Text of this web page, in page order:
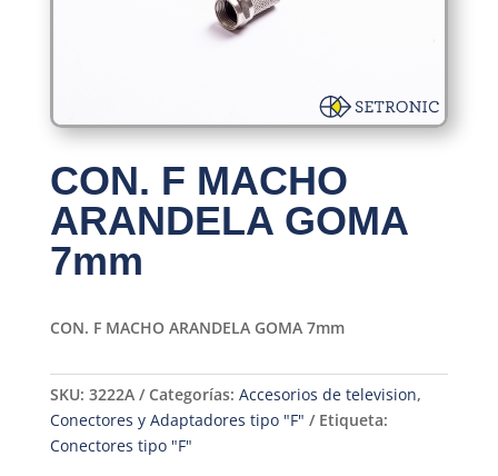
CON. F MACHO
ARANDELA GOMA
7mm
CON. F MACHO ARANDELA GOMA 7mm
SKU: 3222A Categorías: Accesorios de television,
Conectores y Adaptadores tipo "F"
Etiqueta:
Conectores tipo "F"